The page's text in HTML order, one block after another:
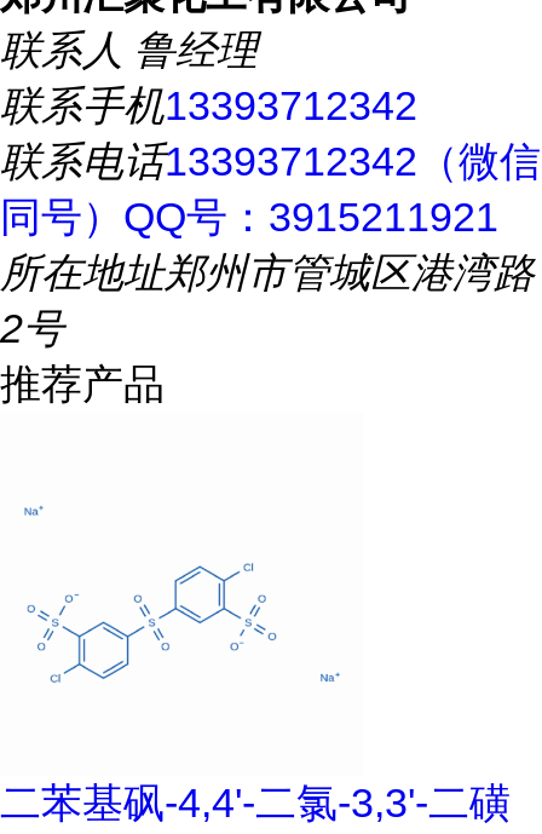
联系人 鲁经理
联系手机13393712342
联系电话13393712342（微信
同号）QQ号：3915211921
所在地址郑州市管城区港湾路
2号
推荐产品
二苯基砜-4,4'-二氯-3,3'-二磺